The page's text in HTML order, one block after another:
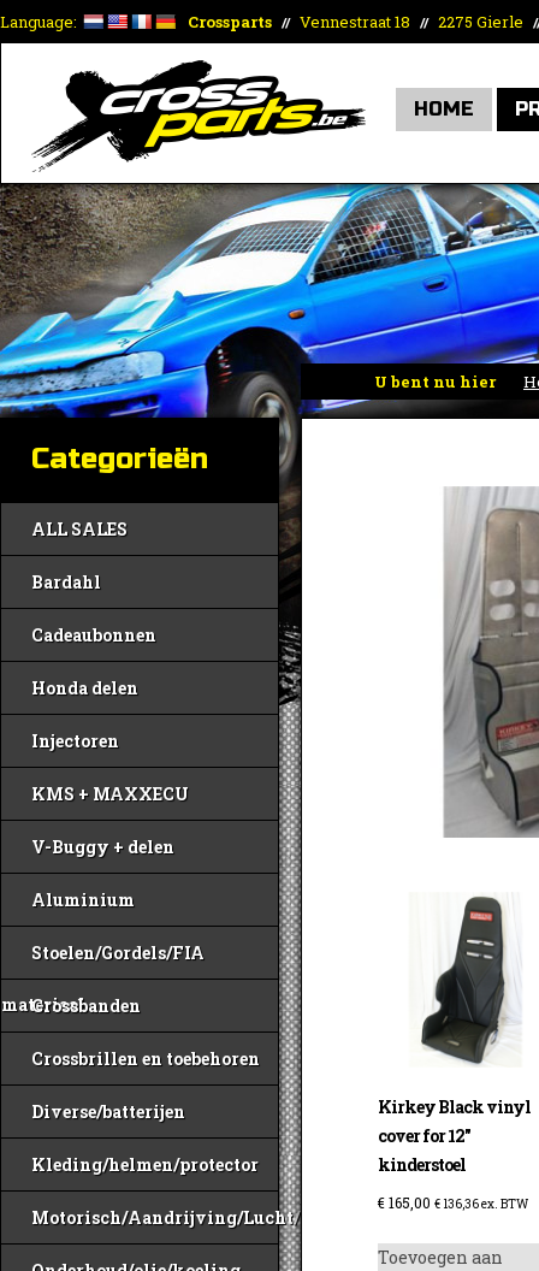
Language: Crossparts // Vennestraat 18 // 2275 Gierle
HOME
U bent nu hier
Categorieën
ALL SALES
Bardahl
Cadeaubonnen
Honda delen
Injectoren
KMS + MAXXECU
V-Buggy + delen
Aluminium
Stoelen/Gordels/FIA
materiaal
Crossbanden
Crossbrillen en toebehoren
Diverse/batterijen
Kleding/helmen/protector
Motorisch/Aandrijving/Lucht/Benzine
Kirkey Black vinyl
cover for 12″
kinderstoel
€165,00 € 136,36ex. BTW
Toevoegen aan